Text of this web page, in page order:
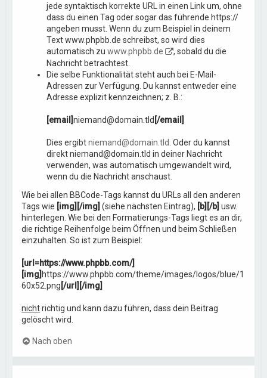
jede syntaktisch korrekte URL in einen Link um, ohne
dass du einen Tag oder sogar das führende https://
angeben musst. Wenn du zum Beispiel in deinem
Text www.phpbb.de schreibst, so wird dies
automatisch zuwww.phpbb.de
, sobald du die
Nachricht betrachtest.
Die selbe Funktionalität steht auch bei E-Mail-
Adressen zur Verfügung. Du kannst entweder eine
Adresse explizit kennzeichnen; z. B.:
[email]niemand@domain.tld [/email]
Dies ergibtniemand@domain.tld . Oder du kannst
direkt niemand@domain.tld in deiner Nachricht
verwenden, was automatisch umgewandelt wird,
wenn du die Nachricht anschaust.
Wie bei allen BBCode-Tags kannst du URLs all den anderen
Tags wie [img][/img] (siehe nächsten Eintrag), [b][/b] usw.
hinterlegen. Wie bei den Formatierungs-Tags liegt es an dir,
die richtige Reihenfolge beim Öffnen und beim Schließen
einzuhalten. So ist zum Beispiel:
[url=https://www.phpbb.com/]
[img] https://www.phpbb.com/theme/images/logos/blue/1
60x52.png [/url][/img]
nichtrichtig und kann dazu führen, dass dein Beitrag
gelöscht wird.
Nach oben